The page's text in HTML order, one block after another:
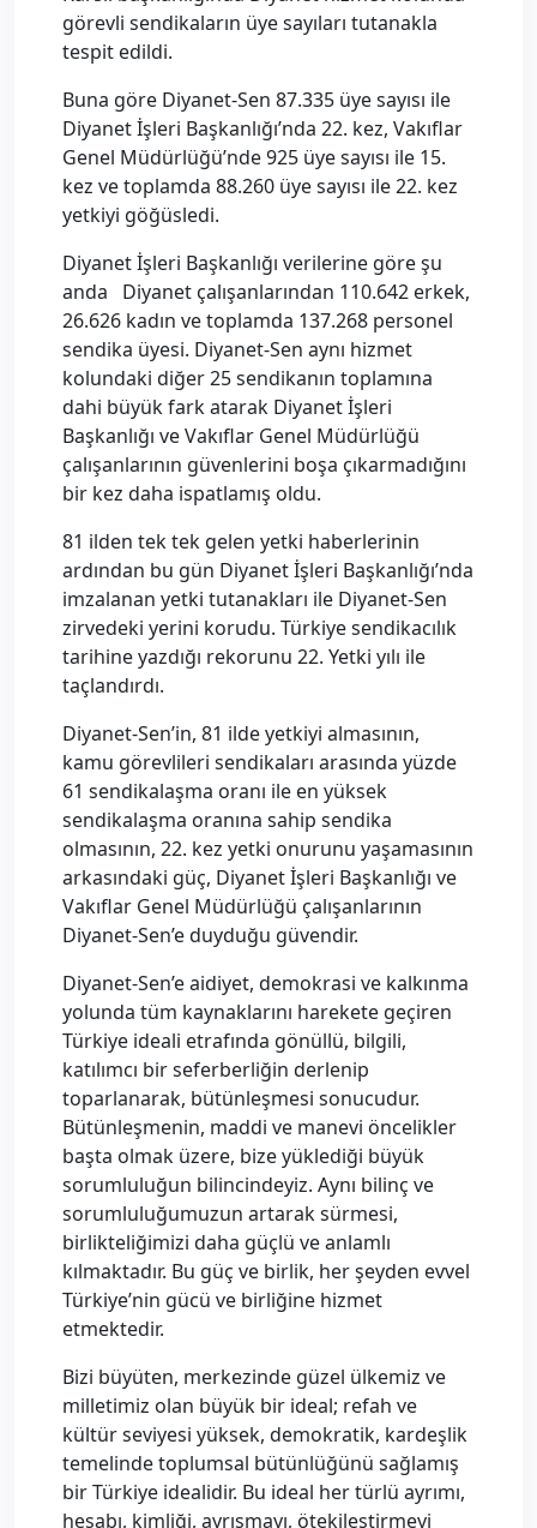
görevli sendikaların üye sayıları tutanakla
tespit edildi.
Buna göre Diyanet-Sen 87.335 üye sayısı ile
Diyanet İşleri Başkanlığı’nda 22. kez, Vakıflar
Genel Müdürlüğü’nde 925 üye sayısı ile 15.
kez ve toplamda 88.260 üye sayısı ile 22. kez
yetkiyi göğüsledi.
Diyanet İşleri Başkanlığı verilerine göre şu
anda Diyanet çalışanlarından 110.642 erkek,
26.626 kadın ve toplamda 137.268 personel
sendika üyesi. Diyanet-Sen aynı hizmet
kolundaki diğer 25 sendikanın toplamına
dahi büyük fark atarak Diyanet İşleri
Başkanlığı ve Vakıflar Genel Müdürlüğü
çalışanlarının güvenlerini boşa çıkarmadığını
bir kez daha ispatlamış oldu.
81 ilden tek tek gelen yetki haberlerinin
ardından bu gün Diyanet İşleri Başkanlığı’nda
imzalanan yetki tutanakları ile Diyanet-Sen
zirvedeki yerini korudu. Türkiye sendikacılık
tarihine yazdığı rekorunu 22. Yetki yılı ile
taçlandırdı.
Diyanet-Sen’in, 81 ilde yetkiyi almasının,
kamu görevlileri sendikaları arasında yüzde
61 sendikalaşma oranı ile en yüksek
sendikalaşma oranına sahip sendika
olmasının, 22. kez yetki onurunu yaşamasının
arkasındaki güç, Diyanet İşleri Başkanlığı ve
Vakıflar Genel Müdürlüğü çalışanlarının
Diyanet-Sen’e duyduğu güvendir.
Diyanet-Sen’e aidiyet, demokrasi ve kalkınma
yolunda tüm kaynaklarını harekete geçiren
Türkiye ideali etrafında gönüllü, bilgili,
katılımcı bir seferberliğin derlenip
toparlanarak, bütünleşmesi sonucudur.
Bütünleşmenin, maddi ve manevi öncelikler
başta olmak üzere, bize yüklediği büyük
sorumluluğun bilincindeyiz. Aynı bilinç ve
sorumluluğumuzun artarak sürmesi,
birlikteliğimizi daha güçlü ve anlamlı
kılmaktadır. Bu güç ve birlik, her şeyden evvel
Türkiye’nin gücü ve birliğine hizmet
etmektedir.
Bizi büyüten, merkezinde güzel ülkemiz ve
milletimiz olan büyük bir ideal; refah ve
kültür seviyesi yüksek, demokratik, kardeşlik
temelinde toplumsal bütünlüğünü sağlamış
bir Türkiye idealidir. Bu ideal her türlü ayrımı,
hesabı, kimliği, ayrışmayı, ötekileştirmeyi